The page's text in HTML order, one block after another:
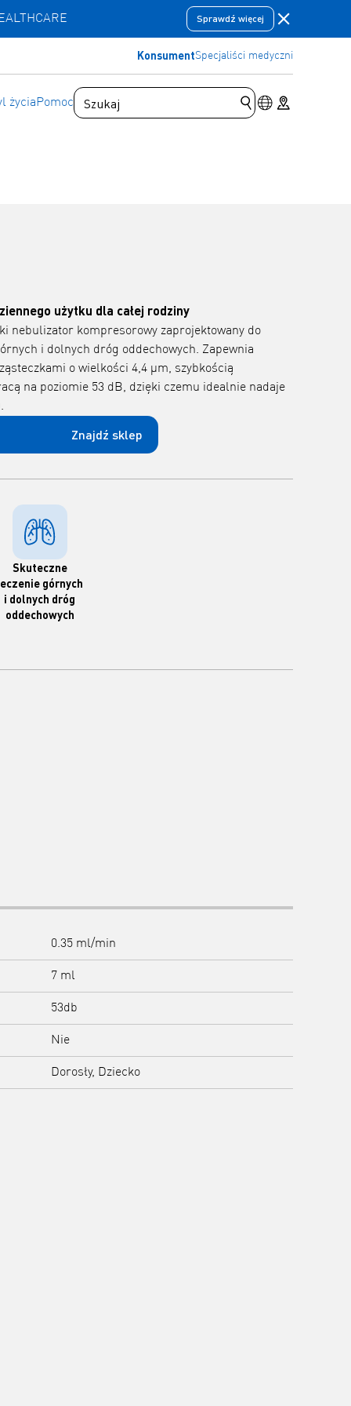
Sprawdź więcej Zamknij
KonsumentSpecjaliści medyczni
życiaPomoc
Prześlij zapytanie
Przełącznik
Store locator
użytku dla całej rodziny
nebulizator kompresorowy zaprojektowany do
i dolnych dróg oddechowych. Zapewnia
o wielkości 4,4 μm, szybkością
na poziomie 53 dB, dzięki czemu idealnie nadaje
Znajdź sklep
Skuteczne
górnych
i dolnych dróg
oddechowych
0.35 ml/min
7 ml
53db
Nie
Dorosły, Dziecko